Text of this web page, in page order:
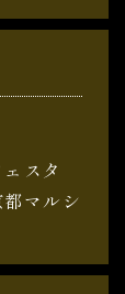
スタ
マルシ